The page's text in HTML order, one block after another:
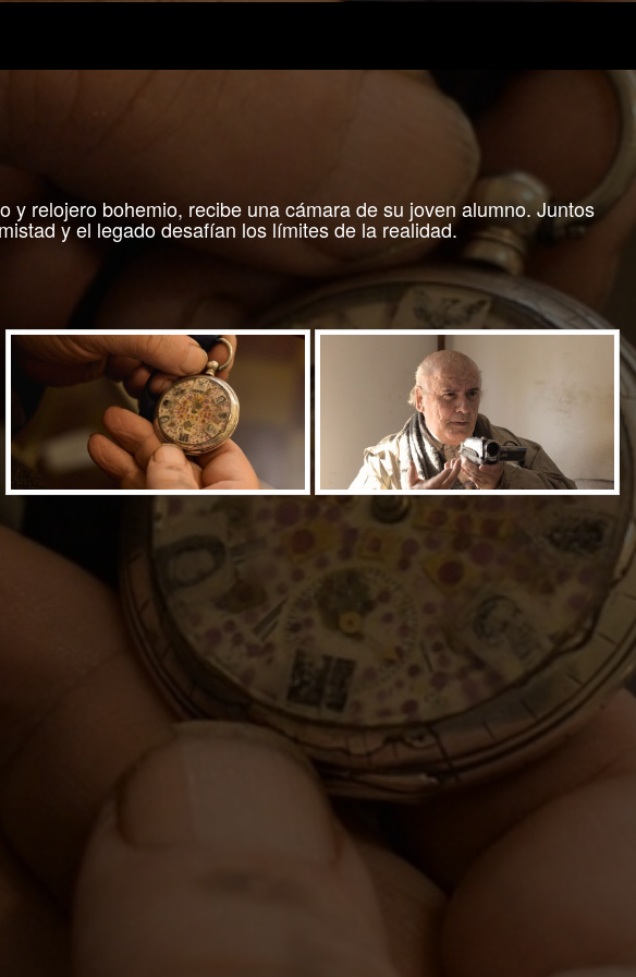
relojero bohemio, recibe una cámara de su joven alumno. Juntos
y el legado desafían los límites de la realidad.